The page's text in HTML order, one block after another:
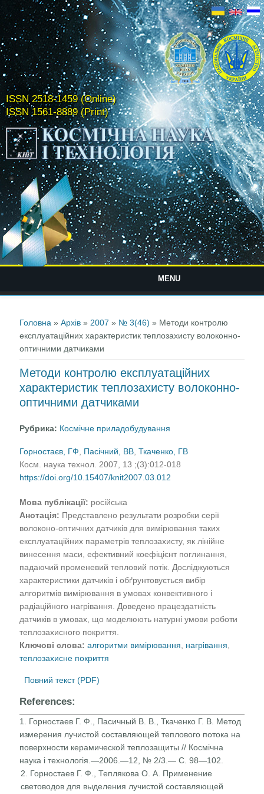
ISSN 2518-1459 (Online)
ISSN 1561-8889 (Print)
MENU
Головна »Архів » 2007 » № 3(46) » Методи контролю
експлуатаційних характеристик теплозахисту волоконно-
оптичними датчиками
Методи контролю експлуатаційних
характеристик теплозахисту волоконно-
оптичними датчиками
Рубрика: Космічне приладобудування
Горностаєв, ГФ Пасічний, ВВ ,Ткаченко, ГВ
Косм. наука технол. 2007, 13 ;(3):012-018
https://doi.org/10.15407/knit2007.03.012
Мова публікації: російська
Анотація: Представлено результати розробки серії
волоконо-оптичних датчиків для вимірювання таких
експлуатаційних параметрів теплозахисту, як лінійне
винесення маси, ефективний коефіцієнт поглинання,
падаючий променевий тепловий потік. Досліджуються
характеристики датчиків і обґрунтовується вибір
алгоритмів вимірювання в умовах конвективного і
радіаційного нагрівання. Доведено працездатність
датчиків в умовах, що моделюють натурні умови роботи
теплозахисного покриття.
Ключові слова: алгоритми вимірювання нагрівання
теплозахисне покриття
Повний текст (PDF)
References:
1. Горностаев Г. Ф., Пасичный В. В., Ткаченко Г. В. Метод
измерения лучистой составляющей теплового потока на
поверхности керамической теплозащиты // Космічна
наука і технологія.—2006.—12, № 2/3.— С. 98—102.
2. Горностаев Г. Ф., Теплякова О. А. Применение
световодов для выделения лучистой составляющей